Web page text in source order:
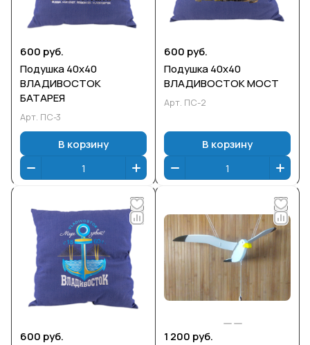
600 руб.
Подушка 40х40
ВЛАДИВОСТОК
БАТАРЕЯ
Арт. ПС-3
В корзину
600 руб.
Подушка 40х40
ВЛАДИВОСТОК МОСТ
Арт. ПС-2
В корзину
600 руб.
1 200 руб.